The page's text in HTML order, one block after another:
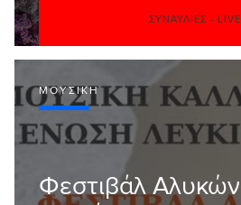
ΣΥΝΑΥΛΊΕΣ - LIVE
ΜΟΥΣΙΚΉ
Φεστιβάλ Αλυκών